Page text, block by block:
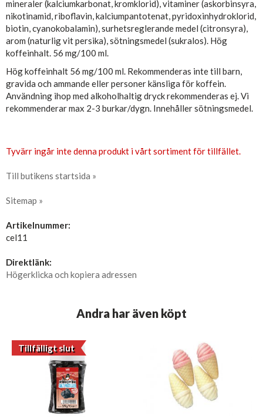
mineraler (kalciumkarbonat, kromklorid), vitaminer (askorbinsyra,
nikotinamid, riboflavin, kalciumpantotenat, pyridoxinhydroklorid,
biotin, cyanokobalamin), surhetsreglerande medel (citronsyra),
arom (naturlig vit persika), sötningsmedel (sukralos). Hög
koffeinhalt. 56 mg/100 ml.
Hög koffeinhalt 56 mg/100 ml. Rekommenderas inte till barn,
gravida och ammande eller personer känsliga för koffein.
Användning ihop med alkoholhaltig dryck rekommenderas ej. Vi
rekommenderar max 2-3 burkar/dygn. Innehåller sötningsmedel.
Tyvärr ingår inte denna produkt i vårt sortiment för tillfället.
Till butikens startsida »
Sitemap »
Artikelnummer:
cel11
Direktlänk:
Högerklicka och kopiera adressen
Andra har även köpt
Tillfälligt slut